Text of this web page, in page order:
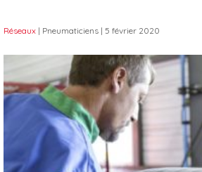
Réseaux | Pneumaticiens | 5 février 2020